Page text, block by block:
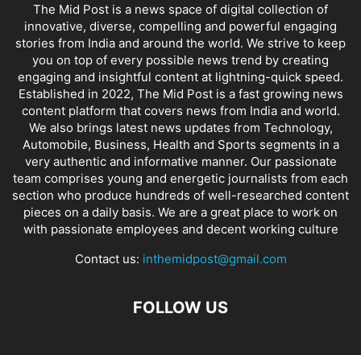
The Mid Post is a news space of digital collection of
innovative, diverse, compelling and powerful engaging
stories from India and around the world. We strive to keep
you on top of every possible news trend by creating
engaging and insightful content at lightning-quick speed.
Established in 2022, The Mid Post is a fast growing news
content platform that covers news from India and world.
We also brings latest news updates from Technology,
Automobile, Business, Health and Sports segments in a
very authentic and informative manner. Our passionate
team comprises young and energetic journalists from each
section who produce hundreds of well-researched content
pieces on a daily basis. We are a great place to work on
with passionate employees and decent working culture
Contact us: inthemidpost@gmail.com
FOLLOW US